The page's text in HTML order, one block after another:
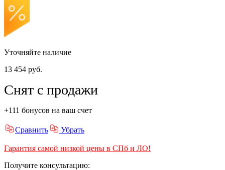
Уточняйте наличие
13 454 руб.
Снят с продажи
+111 бонусов на ваш счет
Сравнить Убрать
Гарантия самой низкой цены в СПб и ЛО!
Получите консультацию: